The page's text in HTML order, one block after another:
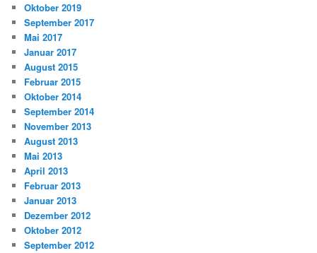
Oktober 2019
September 2017
Mai 2017
Januar 2017
August 2015
Februar 2015
Oktober 2014
September 2014
November 2013
August 2013
Mai 2013
April 2013
Februar 2013
Januar 2013
Dezember 2012
Oktober 2012
September 2012